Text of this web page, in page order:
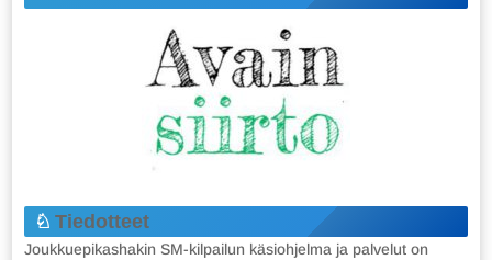
Tiedotteet
Joukkuepikashakin SM-kilpailun käsiohjelma ja palvelut on